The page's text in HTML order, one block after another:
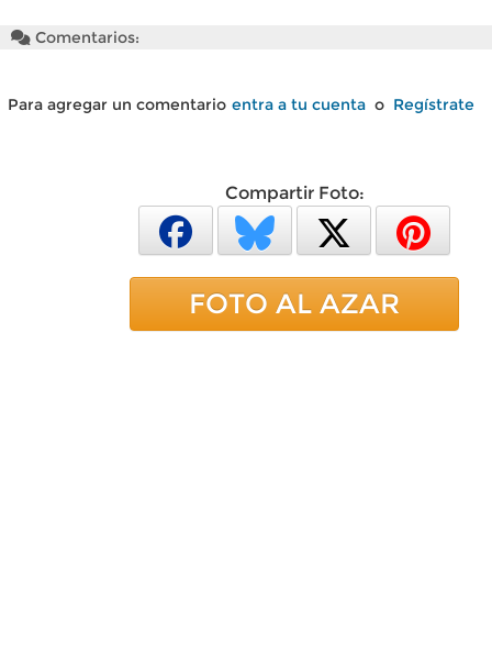
Comentarios:
Para agregar un comentario entra a tu cuenta o Regístrate
Compartir Foto:
FOTO AL AZAR